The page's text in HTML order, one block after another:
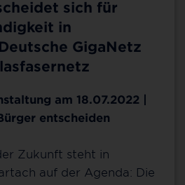
sich für
in
GigaNetz
am 18.07.2022 |
entscheiden
Zukunft steht in
auf der Agenda: Die